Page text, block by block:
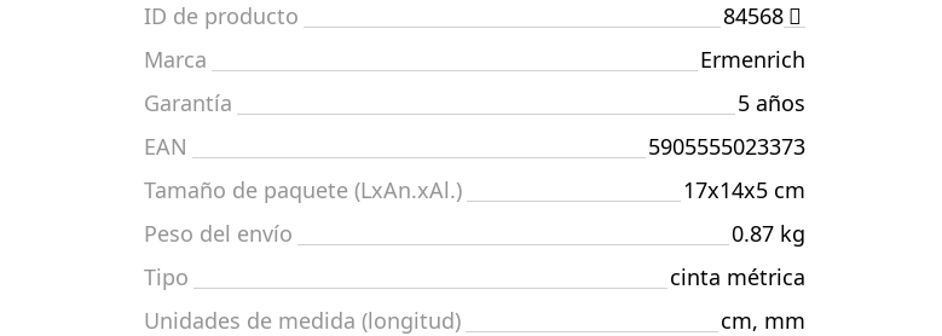
ID de producto
84568
Marca
Ermenrich
Garantía
5 años
EAN
5905555023373
Tamaño de paquete (LxAn.xAl.)
17x14x5 cm
Peso del envío
0.87 kg
Tipo
cinta métrica
Unidades de medida (longitud)
cm, mm